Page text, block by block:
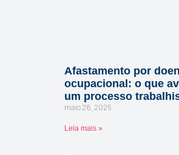
Afastamento por
ocupacional: o que
um processo
maio 28, 2025
Leia mais »